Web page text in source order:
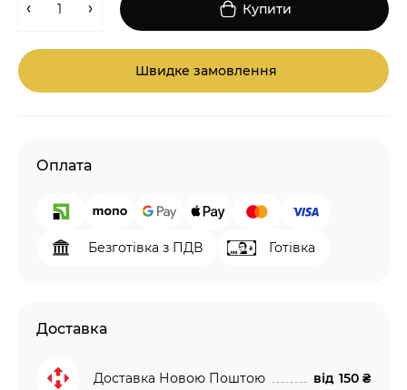
Купити
Швидке замовлення
Оплата
Безготівка з ПДВ Готівка
Доставка
Доставка Новою Поштою від 150 ₴